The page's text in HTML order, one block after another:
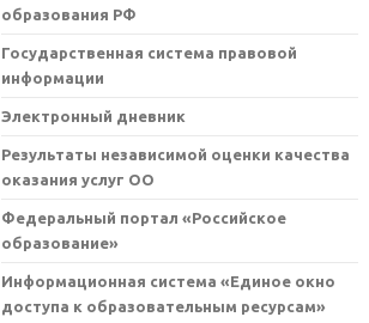
образования РФ
Государственная система правовой
информации
Электронный дневник
Результаты независимой оценки качества
оказания услуг ОО
Федеральный портал «Российское
образование»
Информационная система «Единое окно
доступа к образовательным ресурсам»